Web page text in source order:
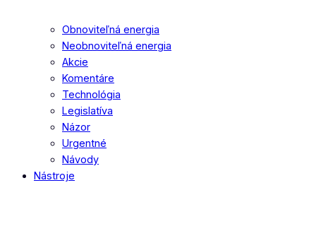
Obnoviteľná energia
Neobnoviteľná energia
Akcie
Komentáre
Technológia
Legislatíva
Názor
Urgentné
Návody
Nástroje